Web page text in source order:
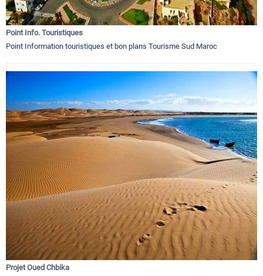
Point Info. Touristiques
Point Information touristiques et bon plans Tourisme Sud Maroc
Projet Oued Chbika